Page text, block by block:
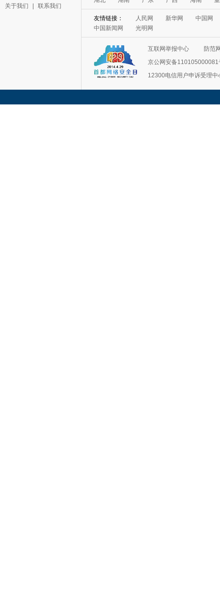
关于我们 联系我们
友情链接： 人民网 新华网
中国网
中国新闻网
光明网
互联网举报中心
防范
京公网安备110105000081
12300电信用户申诉受理中